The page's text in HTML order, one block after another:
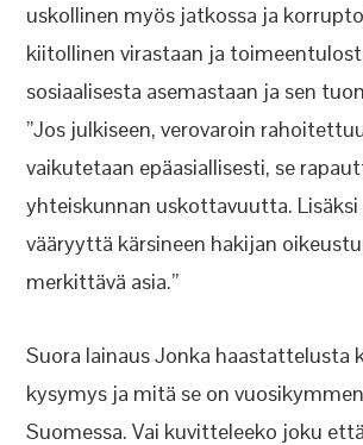
uskollinen myös jatkossa ja
kiitollinen virastaan ja
sosiaalisesta asemastaan ja sen
”Jos julkiseen, verovaroin
vaikutetaan epäasiallisesti, se
yhteiskunnan uskottavuutta.
vääryyttä kärsineen hakijan
merkittävä asia.”
Suora lainaus Jonka haastattelusta
kysymys ja mitä se on
Suomessa. Vai kuvitteleeko joku